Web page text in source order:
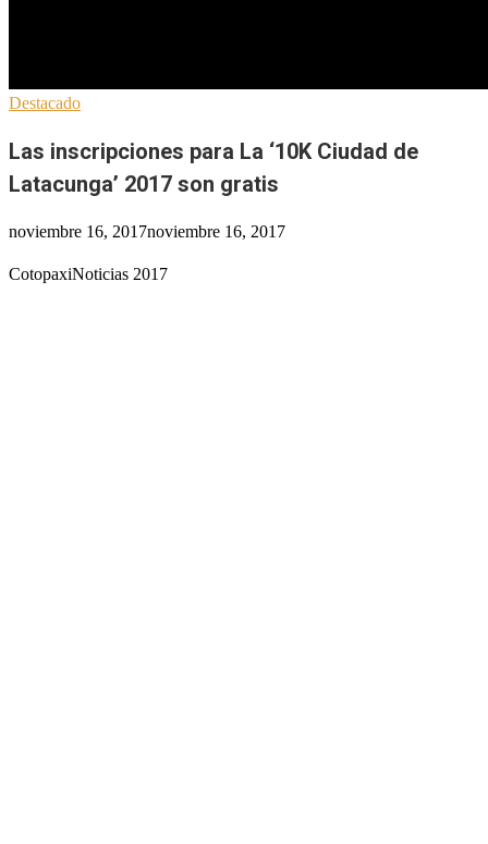
Destacado
Las inscripciones para La ‘10K Ciudad de
Latacunga’ 2017 son gratis
noviembre 16, 2017noviembre 16, 2017
CotopaxiNoticias 2017